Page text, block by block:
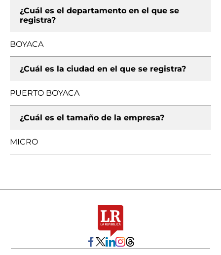
¿Cuál es el departamento en el que se
registra?
BOYACA
¿Cuál es la ciudad en el que se registra?
PUERTO BOYACA
¿Cuál es el tamaño de la empresa?
MICRO